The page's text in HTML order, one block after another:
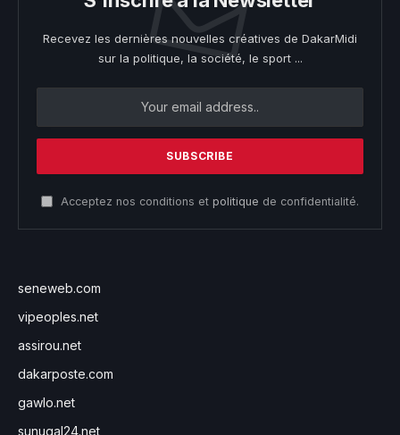
Recevez les dernières nouvelles créatives de DakarMidi
sur la politique, la société, le sport ...
Acceptez nos conditions et politique de confidentialité.
seneweb.com
vipeoples.net
assirou.net
dakarposte.com
gawlo.net
sunugal24.net